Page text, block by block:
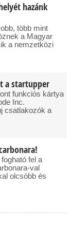
hazánk
több mint
a Magyar
a nemzetközi
a startupper
funkciós kártya
Inc.
csatlakozók a
fel a
val
olcsóbb és